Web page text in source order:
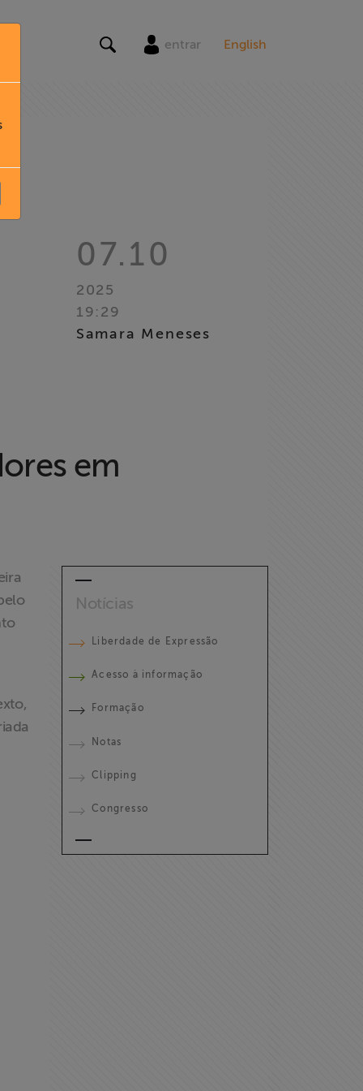
entrar English
07.10
2025
19:29
Samara Meneses
em
Notícias
Liberdade de Expressão
Acesso à informação
Formação
Notas
Clipping
Congresso